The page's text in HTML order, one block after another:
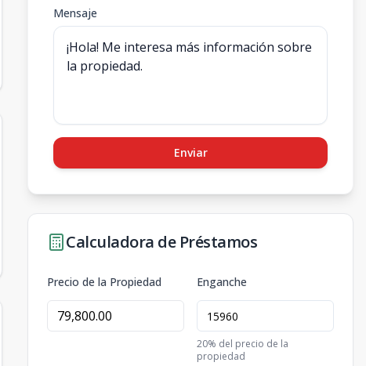
Mensaje
Enviar
Calculadora de Préstamos
Precio de la Propiedad Enganche
20% del precio de la
propiedad